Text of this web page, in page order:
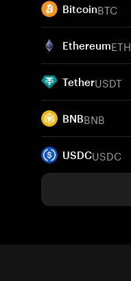
BitcoinBTC
EthereumETH
TetherUSDT
BNBBNB
USDCUSDC